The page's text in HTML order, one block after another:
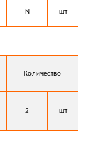
N шт
Количество
2 шт